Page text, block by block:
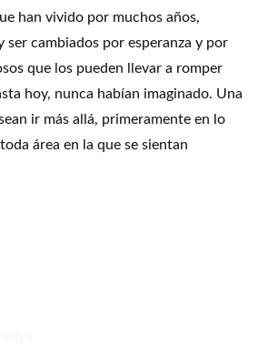
han vivido por muchos años,
ser cambiados por esperanza y por
que los pueden llevar a romper
hoy, nunca habían imaginado. Una
ir más allá, primeramente en lo
área en la que se sientan